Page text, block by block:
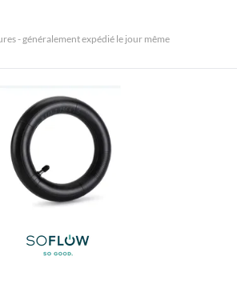
- généralement expédié le jour même